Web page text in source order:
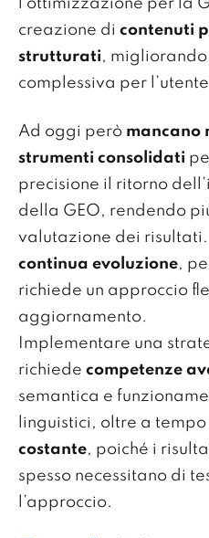
l’ottimizzazione per la
creazione di contenuti
strutturati, migliorando
complessiva per
Ad oggi però mancano
strumenti consolidati
precisione il ritorno
della GEO, rendendo
valutazione dei
continua evoluzione,
richiede un approccio
aggiornamento.
Implementare una
richiede competenze
semantica e
linguistici, oltre a tempo
costante, poiché i
spesso necessitano di
l’approccio.